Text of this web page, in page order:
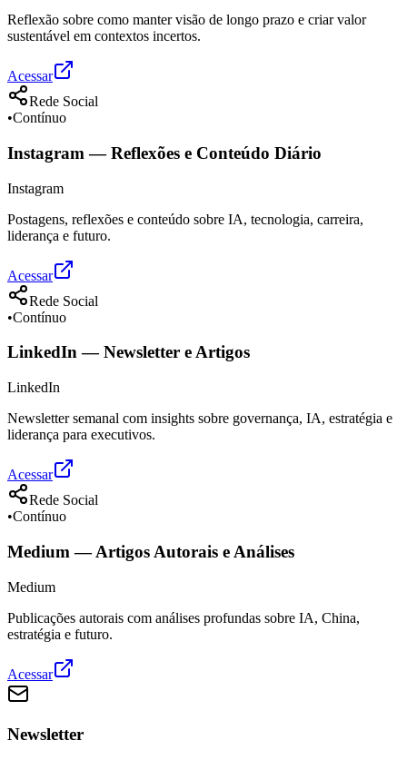
Reflexão sobre como manter visão de longo prazo e criar valor
sustentável em contextos incertos.
Acessar
Rede Social
•Contínuo
Instagram — Reflexões e Conteúdo Diário
Instagram
Postagens, reflexões e conteúdo sobre IA, tecnologia, carreira,
liderança e futuro.
Acessar
Rede Social
•Contínuo
LinkedIn — Newsletter e Artigos
LinkedIn
Newsletter semanal com insights sobre governança, IA, estratégia e
liderança para executivos.
Acessar
Rede Social
•Contínuo
Medium — Artigos Autorais e Análises
Medium
Publicações autorais com análises profundas sobre IA, China,
estratégia e futuro.
Acessar
Newsletter